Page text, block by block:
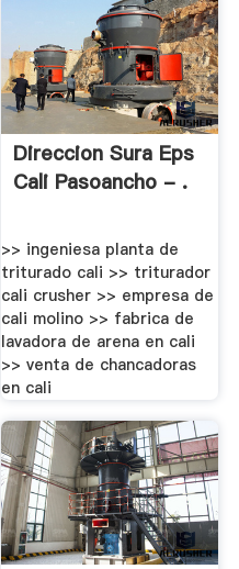
Direccion Sura Eps
Cali Pasoancho - .
>> ingeniesa planta de
triturado cali >> triturador
cali crusher >> empresa de
cali molino >> fabrica de
lavadora de arena en cali
>> venta de chancadoras
en cali